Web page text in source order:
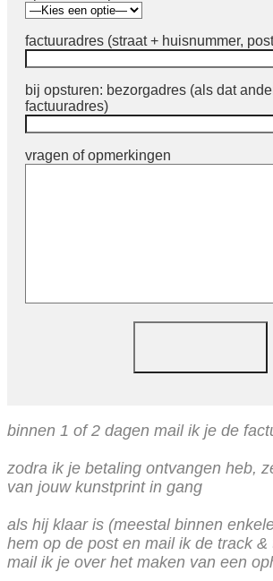
factuuradres (straat + huisnummer,
bij opsturen: bezorgadres (als dat
factuuradres)
vragen of opmerkingen
binnen 1 of 2 dagen mail ik je de
zodra ik je betaling ontvangen heb,
van jouw kunstprint in gang
als hij klaar is (meestal binnen
hem op de post en mail ik de track
mail ik je over het maken van een